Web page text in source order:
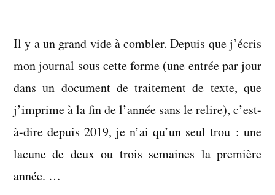
Il y a un grand vide à combler. Depuis que j’écris
mon journal sous cette forme (une entrée par jour
dans un document de traitement de texte, que
j’imprime à la fin de l’année sans le relire), c’est-
à-dire depuis 2019, je n’ai qu’un seul trou : une
lacune de deux ou trois semaines la première
année. …